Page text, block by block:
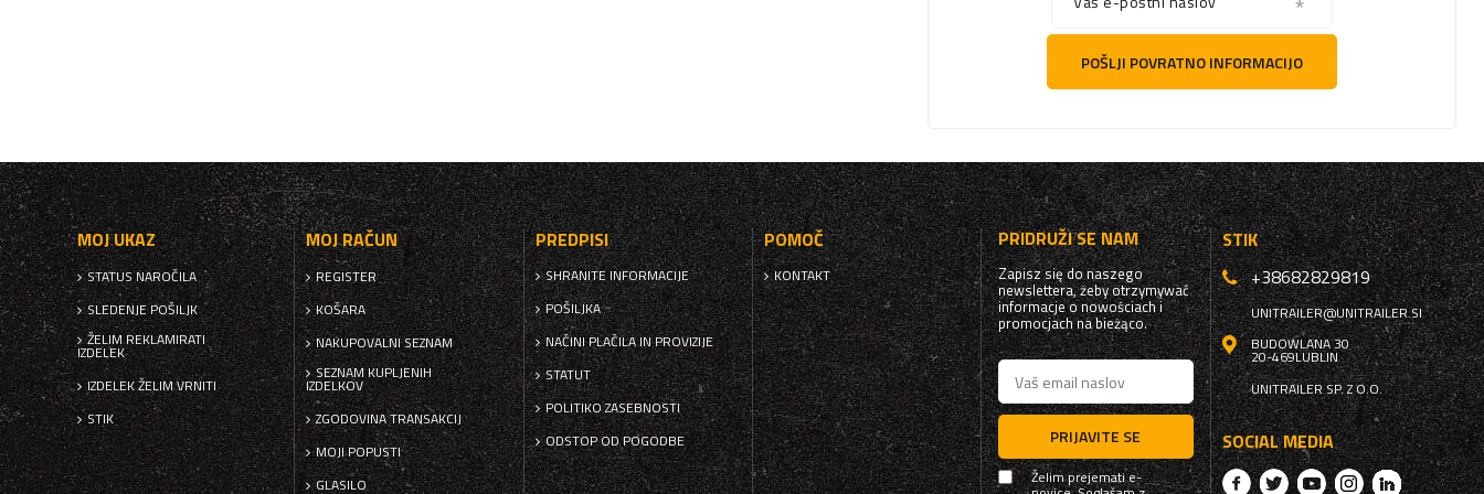
POŠLJI POVRATNO INFORMACIJO
MOJ UKAZ
STATUS NAROČILA
SLEDENJE POŠILJK
ŽELIM REKLAMIRATI
IZDELEK
IZDELEK ŽELIM VRNITI
STIK
MOJ RAČUN
REGISTER
KOŠARA
NAKUPOVALNI SEZNAM
SEZNAM KUPLJENIH
IZDELKOV
ZGODOVINA TRANSAKCIJ
MOJI POPUSTI
GLASILO
PREDPISI
SHRANITE INFORMACIJE
POŠILJKA
NAČINI PLAČILA IN PROVIZIJE
STATUT
POLITIKO ZASEBNOSTI
ODSTOP OD POGODBE
POMOČ
KONTAKT
PRIDRUŽI SE NAM
Zapisz się do naszego
newslettera, żeby otrzymywać
informacje o nowościach i
promocjach na bieżąco.
PRIJAVITE SE
Želim prejemati e-
STIK
+38682829819
UNITRAILER@UNITRAILER.SI
BUDOWLANA 30
20-469LUBLIN
UNITRAILER SP. Z O.O.
SOCIAL MEDIA